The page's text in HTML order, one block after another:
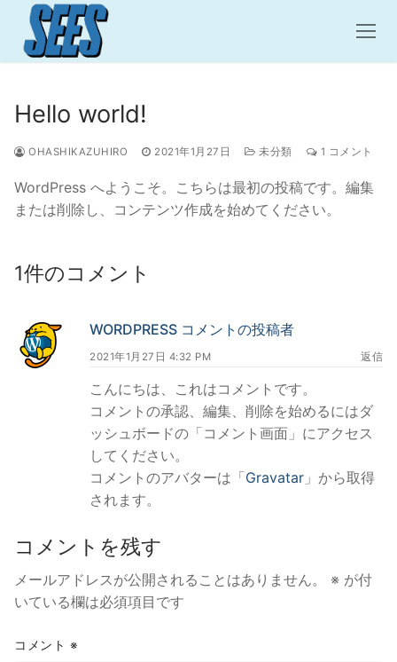
Hello world!
OHASHIKAZUHIRO 2021年1月27日 未分類 1 コメント
WordPress へようこそ。こちらは最初の投稿です。編集
または削除し、コンテンツ作成を始めてください。
1件のコメント
WORDPRESS コメントの投稿者
2021年1月27日 4:32 PM 返信
こんにちは、これはコメントです。
コメントの承認、編集、削除を始めるにはダ
ッシュボードの「コメント画面」にアクセス
してください。
コメントのアバターは「Gravatar 」から取得
されます。
コメントを残す
メールアドレスが公開されることはありません。 ※ が付
いている欄は必須項目です
コメント ※